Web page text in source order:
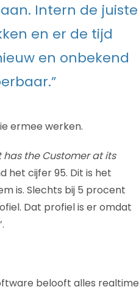
Intern de juiste
en er de tijd
en onbekend
ermee werken.
has the Customer at its
het cijfer 95. Dit is het
is. Slechts bij 5 procent
Dat profiel is er omdat
belooft alles realtime